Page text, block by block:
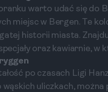
warto udać się do
miejsc w Bergen. Te
historii miasta.
oraz kawiarnie, w
po czasach Ligi
wąskich uliczkach,